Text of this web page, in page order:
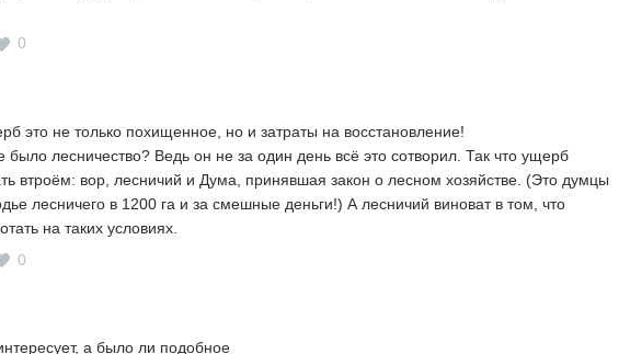
0
это не только похищенное, но и затраты на восстановление!
было лесничество? Ведь он не за один день всё это сотворил. Так что ущерб
втроём: вор, лесничий и Дума, принявшая закон о лесном хозяйстве. (Это думцы
лесничего в 1200 га и за смешные деньги!) А лесничий виноват в том, что
на таких условиях.
0
а было ли подобное